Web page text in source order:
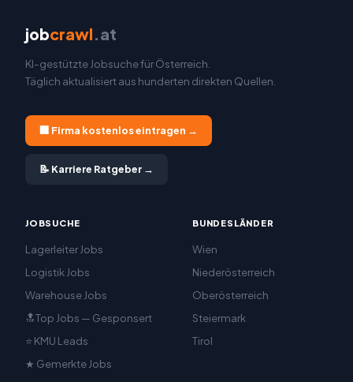
jobcrawl.at
KI-gestützte Jobsuche für Österreich.
Täglich aktualisiert aus hunderten direkten Quellen.
🏢 Firma kostenlos eintragen →
📝 Karriere Ratgeber →
JOBSUCHE
Lagerleiter Jobs
Logistik Jobs
Warehouse Jobs
🔝Top Jobs — Gesponsert
⭐ KMU Leads
★ Gemerkte Jobs
BUNDESLÄNDER
Wien
Niederösterreich
Oberösterreich
Steiermark
Tirol